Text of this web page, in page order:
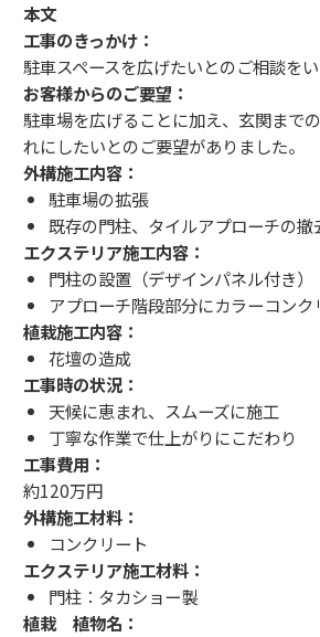
本文
工事のきっかけ：
駐車スペースを広げたいとのご相談をい
お客様からのご要望：
駐車場を広げることに加え、玄関まで
れにしたいとのご要望がありました。
外構施工内容：
駐車場の拡張
既存の門柱、タイルアプローチの撤
エクステリア施工内容：
門柱の設置（デザインパネル付き）
アプローチ階段部分にカラーコンク
植栽施工内容：
花壇の造成
工事時の状況：
天候に恵まれ、スムーズに施工
丁寧な作業で仕上がりにこだわり
工事費用：
約120万円
外構施工材料：
コンクリート
エクステリア施工材料：
門柱：タカショー製
植栽 植物名：